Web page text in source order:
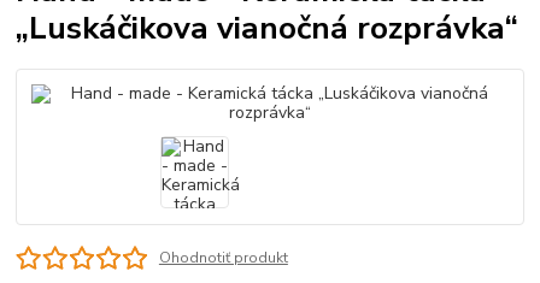
„Luskáčikova vianočná rozprávka“
Ohodnotiť produkt